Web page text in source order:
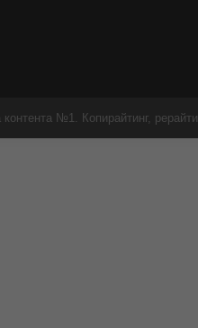
№1. Копирайтинг,